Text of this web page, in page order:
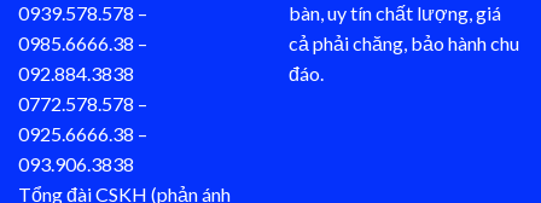
0939.578.578 –
0985.6666.38 –
092.884.3838
0772.578.578 –
0925.6666.38 –
093.906.3838
Tổng đài CSKH (phản ánh
bàn, uy tín chất lượng, giá
cả phải chăng, bảo hành chu
đáo.